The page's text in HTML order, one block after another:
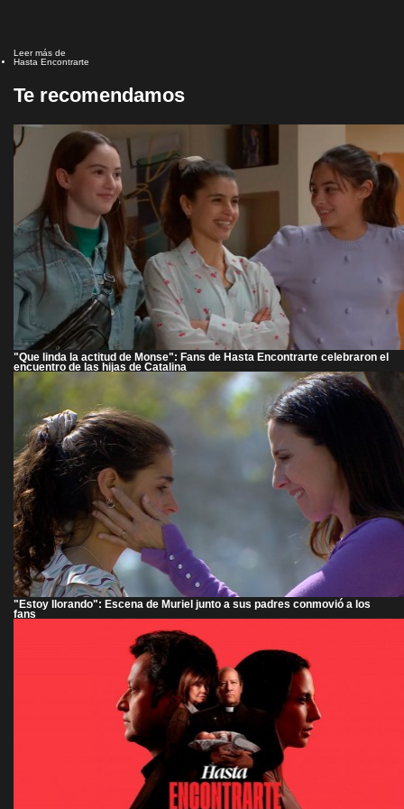
Leer más de
Hasta Encontrarte
Te recomendamos
"Que linda la actitud de Monse": Fans de Hasta Encontrarte celebraron el
encuentro de las hijas de Catalina
"Estoy llorando": Escena de Muriel junto a sus padres conmovió a los
fans